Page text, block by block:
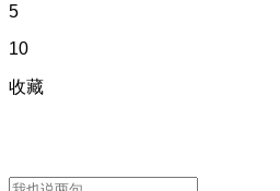
5
10
收藏